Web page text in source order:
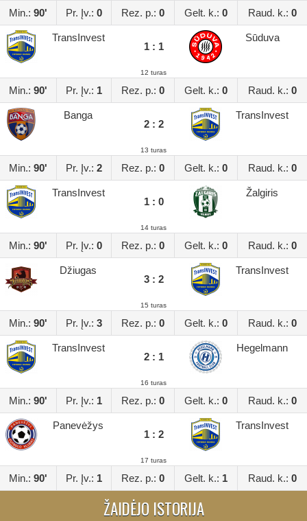
Min.: 90' Pr. Įv.: 0 Rez. p.: 0 Gelt. k.: 0 Raud. k.: 0
TransInvest
1 : 1
Sūduva
12 turas
Min.: 90' Pr. Įv.: 1 Rez. p.: 0 Gelt. k.: 0 Raud. k.: 0
Banga
2 : 2
TransInvest
13 turas
Min.: 90' Pr. Įv.: 2 Rez. p.: 0 Gelt. k.: 0 Raud. k.: 0
TransInvest
1 : 0
Žalgiris
14 turas
Min.: 90' Pr. Įv.: 0 Rez. p.: 0 Gelt. k.: 0 Raud. k.: 0
Džiugas
3 : 2
TransInvest
15 turas
Min.: 90' Pr. Įv.: 3 Rez. p.: 0 Gelt. k.: 0 Raud. k.: 0
TransInvest
2 : 1
Hegelmann
16 turas
Min.: 90' Pr. Įv.: 1 Rez. p.: 0 Gelt. k.: 0 Raud. k.: 0
Panevėžys
1 : 2
TransInvest
17 turas
Min.: 90' Pr. Įv.: 1 Rez. p.: 0 Gelt. k.: 1 Raud. k.: 0
ŽAIDĖJO ISTORIJA